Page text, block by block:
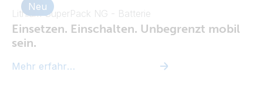
Neu
Lithium SuperPack NG - Batterie
Einsetzen. Einschalten. Unbegrenzt mobil
sein.
Mehr erfahren